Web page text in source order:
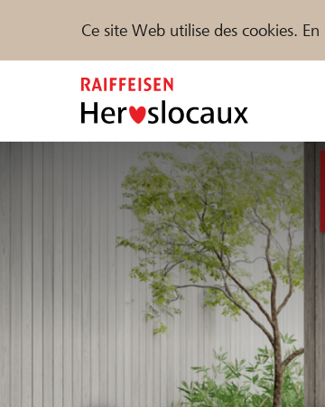
Ce site Web utilise des cookies.
Parrainer Soutien &
Trouvez des projets et des
IT